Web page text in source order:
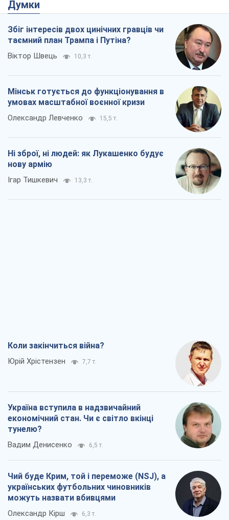
Думки
Збіг інтересів двох цинічних гравців чи
таємний план Трампа і Путіна?
Віктор Швець 10,3 т.
Мінськ готується до функціонування в
умовах масштабної воєнної кризи
Олександр Левченко 15,5 т.
Ні зброї, ні людей: як Лукашенко будує
нову армію
Ігар Тишкевич 13,3 т.
Коли закінчиться війна?
Юрій Хрістензен 7,7 т.
Україна вступила в надзвичайний
економічний стан. Чи є світло вкінці
тунелю?
Вадим Денисенко 6,5 т.
Чий буде Крим, той і переможе (NSJ), а
українських футбольних чиновників
можуть назвати вбивцями
Олександр Кірш 6,3 т.